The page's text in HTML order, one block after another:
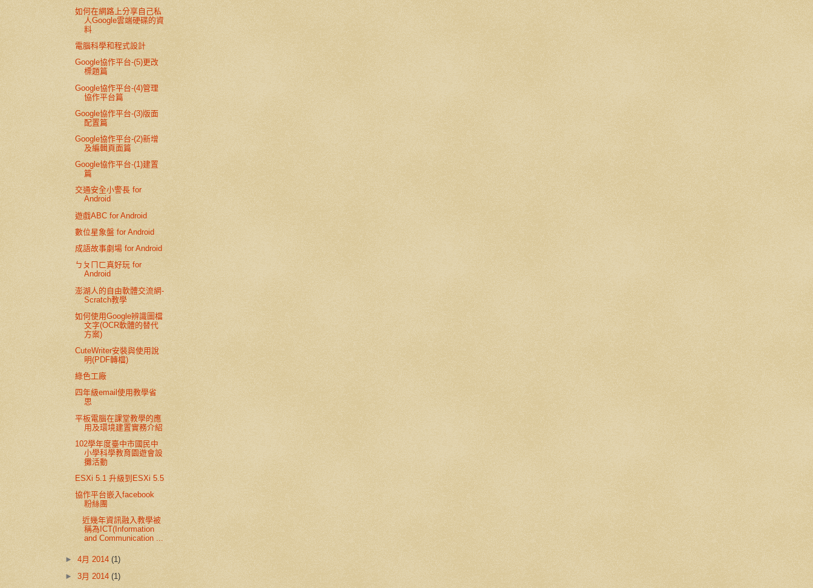
如何在網路上分享自己私
人Google雲端硬碟的資
料
電腦科學和程式設計
Google協作平台-(5)更改
標題篇
Google協作平台-(4)管理
協作平台篇
Google協作平台-(3)版面
配置篇
Google協作平台-(2)新增
及編輯頁面篇
Google協作平台-(1)建置
篇
交通安全小警長 for
Android
遊戲ABC for Android
數位星象盤 for Android
成語故事劇場 for Android
ㄅㄆㄇㄈ真好玩 for
Android
澎湖人的自由軟體交流網-
Scratch教學
如何使用Google辨識圖檔
文字(OCR軟體的替代
方案)
CuteWriter安裝與使用說
明(PDF轉檔)
綠色工廠
四年級email使用教學省
思
平板電腦在課堂教學的應
用及環境建置實務介紹
102學年度臺中市國民中
小學科學教育園遊會設
攤活動
ESXi 5.1 升級到ESXi 5.5
協作平台嵌入facebook
粉絲團
近幾年資訊融入教學被
稱為ICT(Information
and Communication ...
►4月 2014(1)
►3月 2014(1)